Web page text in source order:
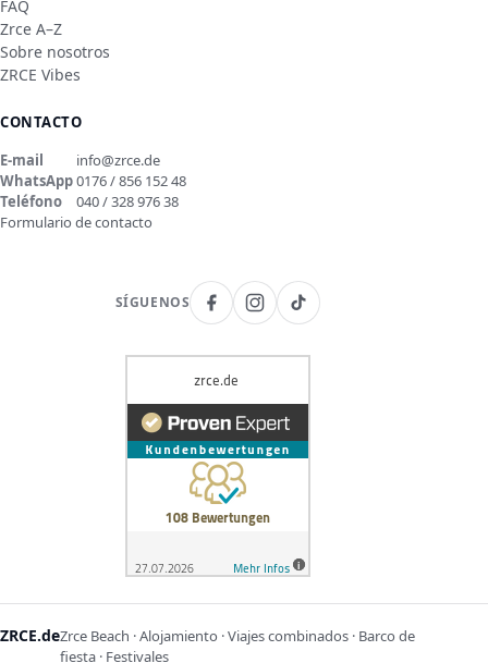
FAQ
Zrce A–Z
Sobre nosotros
ZRCE Vibes
CONTACTO
E-mail
info@zrce.de
WhatsApp0176 / 856 152 48
Teléfono
040 / 328 976 38
Formulario de contacto
SÍGUENOS
ZRCE.deZrce Beach · Alojamiento · Viajes combinados · Barco de
fiesta · Festivales